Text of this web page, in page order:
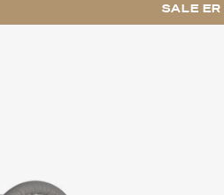
SALE